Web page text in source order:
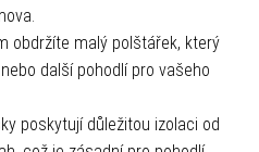
obdržíte malý polštářek, který
nebo další pohodlí pro vašeho
poskytují důležitou izolaci od